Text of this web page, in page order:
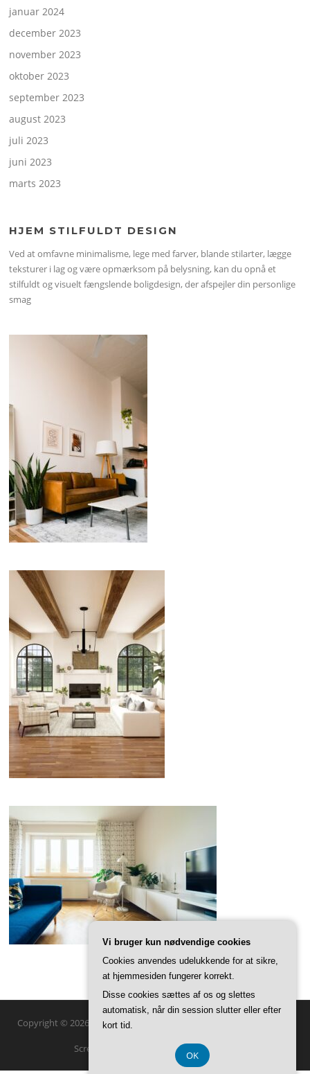
januar 2024
december 2023
november 2023
oktober 2023
september 2023
august 2023
juli 2023
juni 2023
marts 2023
HJEM STILFULDT DESIGN
Ved at omfavne minimalisme, lege med farver, blande stilarter, lægge
teksturer i lag og være opmærksom på belysning, kan du opnå et
stilfuldt og visuelt fængslende boligdesign, der afspejler din personlige
smag
Copyright © 2026 SFD Boligindretning. Alle rettigheder forbeholdes.
Screenr parallax theme af FameThemes
Vi bruger kun nødvendige cookies
Cookies anvendes udelukkende for at sikre,
at hjemmesiden fungerer korrekt.
Disse cookies sættes af os og slettes
automatisk, når din session slutter eller efter
kort tid.
OK